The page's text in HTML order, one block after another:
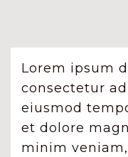
Lorem ipsum
consectetur
eiusmod
et dolore
minim